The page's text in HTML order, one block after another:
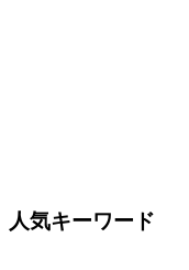
人気キーワード